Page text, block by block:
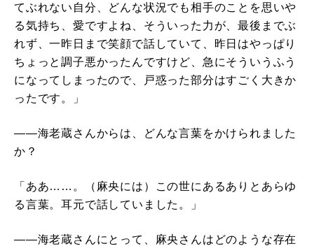
てぶれない自分、どんな状況でも相手のことを思いや
る気持ち、愛ですよね、そういった力が、最後までぶ
れず、一昨日まで笑顔で話していて、昨日はやっぱり
ちょっと調子悪かったんですけど、急にそういうふう
になってしまったので、戸惑った部分はすごく大きか
ったです。」
――海老蔵さんからは、どんな言葉をかけられました
か？
「ああ……。（麻央には）この世にあるありとあらゆ
る言葉。耳元で話していました。」
――海老蔵さんにとって、麻央さんはどのような存在